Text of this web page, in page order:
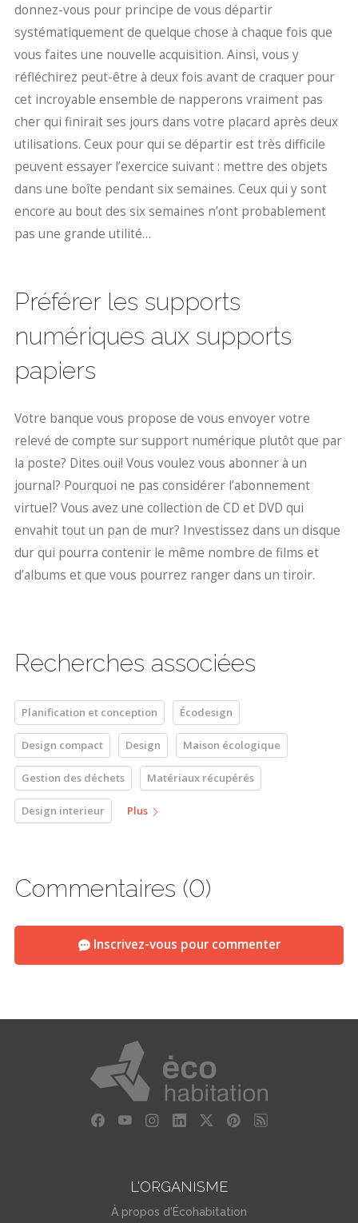
donnez-vous pour principe de vous départir
systématiquement de quelque chose à chaque fois que
vous faites une nouvelle acquisition. Ainsi, vous y
réfléchirez peut-être à deux fois avant de craquer pour
cet incroyable ensemble de napperons vraiment pas
cher qui finirait ses jours dans votre placard après deux
utilisations. Ceux pour qui se départir est très difficile
peuvent essayer l’exercice suivant : mettre des objets
dans une boîte pendant six semaines. Ceux qui y sont
encore au bout des six semaines n’ont probablement
pas une grande utilité…
Préférer les supports
numériques aux supports
papiers
Votre banque vous propose de vous envoyer votre
relevé de compte sur support numérique plutôt que par
la poste? Dites oui! Vous voulez vous abonner à un
journal? Pourquoi ne pas considérer l’abonnement
virtuel? Vous avez une collection de CD et DVD qui
envahit tout un pan de mur? Investissez dans un disque
dur qui pourra contenir le même nombre de films et
d’albums et que vous pourrez ranger dans un tiroir.
Recherches associées
Planification et conception Écodesign
Design compact Design Maison écologique
Gestion des déchets Matériaux récupérés
Design interieur Plus
Commentaires (0)
Inscrivez-vous pour commenter
L'ORGANISME
À propos d'Écohabitation